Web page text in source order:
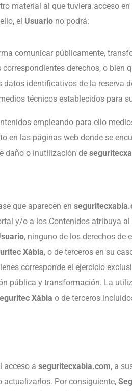
material al que tuviera acceso
el Usuario no podrá:
comunicar públicamente,
correspondientes derechos, o bien
identificativos de la reserva
técnicos establecidos para
empleando para ello
las páginas web donde se
daño o inutilización de
que aparecen en
y/o a los Contenidos atribuya al
, ninguno de los derechos de
Xàbia, o de terceros en su
corresponde el ejercicio
pública y transformación. La
Xàbia o de terceros
acceso a seguritecxabia.com, a
actualizarlos. Por consiguiente,